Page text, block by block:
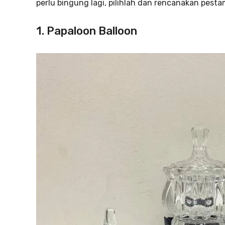
perlu bingung lagi, pilihlah dan rencanakan
1. Papaloon Balloon